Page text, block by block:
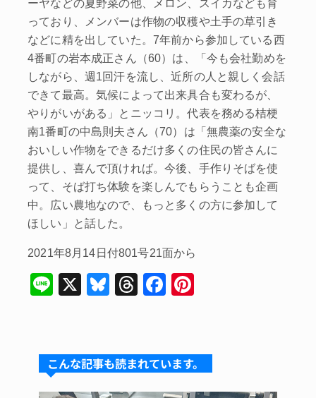
ーヤなどの夏野菜の他、メロン、スイカなども育
っており、メンバーは作物の収穫や土手の草引き
などに精を出していた。7年前から参加している西
4番町の岩本成正さん（60）は、「今も会社勤めを
しながら、週1回汗を流し、近所の人と親しく会話
できて最高。気候によって出来具合も変わるが、
やりがいがある」とニッコリ。代表を務める桔梗
南1番町の中島則夫さん（70）は「無農薬の安全な
おいしい作物をできるだけ多くの住民の皆さんに
提供し、喜んで頂ければ。今後、手作りそばを使
って、そば打ち体験を楽しんでもらうことも企画
中。広い農地なので、もっと多くの方に参加して
ほしい」と話した。
2021年8月14日付801号21面から
Li
X
Bl
s
k
T
a
d
F
e
b
e
st
こんな記事も読まれています。